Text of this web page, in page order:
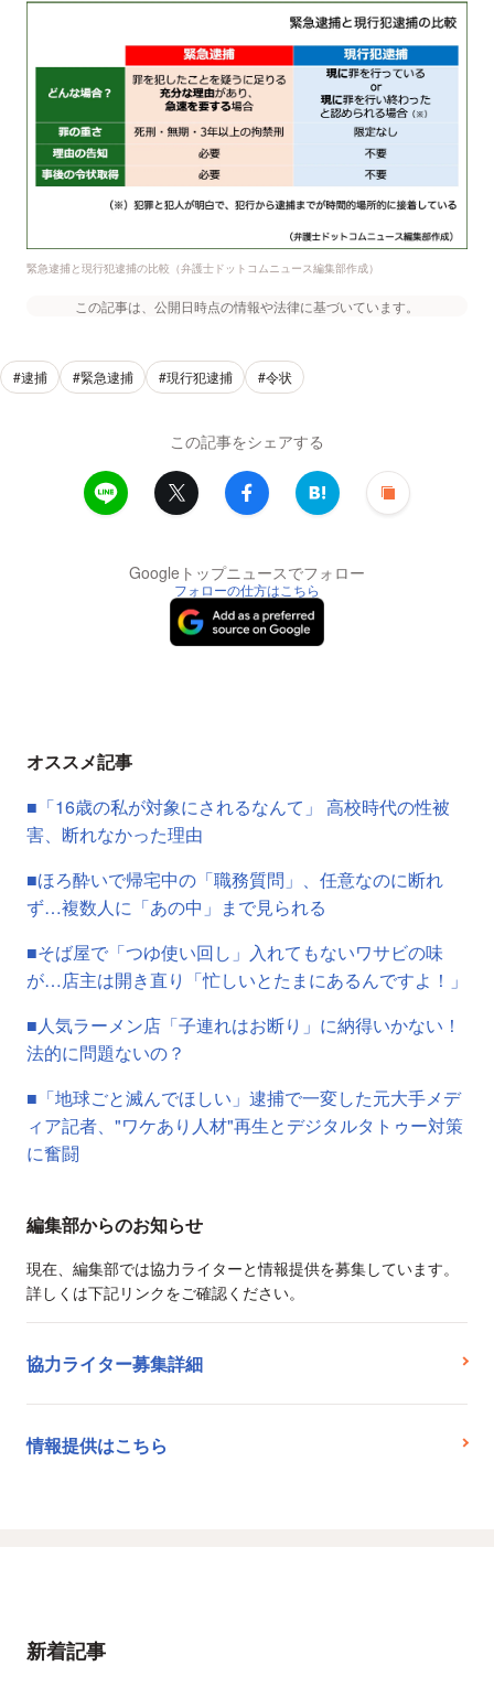
緊急逮捕と現行犯逮捕の比較（弁護士ドットコムニュース編集部作成）
この記事は、公開日時点の情報や法律に基づいています。
#逮捕 #緊急逮捕 #現行犯逮捕 #令状
この記事をシェアする
Googleトップニュースでフォロー
フォローの仕方はこちら
オススメ記事
■「16歳の私が対象にされるなんて」 高校時代の性被
害、断れなかった理由
■ほろ酔いで帰宅中の「職務質問」、任意なのに断れ
ず…複数人に「あの中」まで見られる
■そば屋で「つゆ使い回し」入れてもないワサビの味
が…店主は開き直り「忙しいとたまにあるんですよ！」
■人気ラーメン店「子連れはお断り」に納得いかない！
法的に問題ないの？
■「地球ごと滅んでほしい」逮捕で一変した元大手メデ
ィア記者、"ワケあり人材"再生とデジタルタトゥー対策
に奮闘
編集部からのお知らせ
現在、編集部では協力ライターと情報提供を募集しています。
詳しくは下記リンクをご確認ください。
協力ライター募集詳細
情報提供はこちら
新着記事